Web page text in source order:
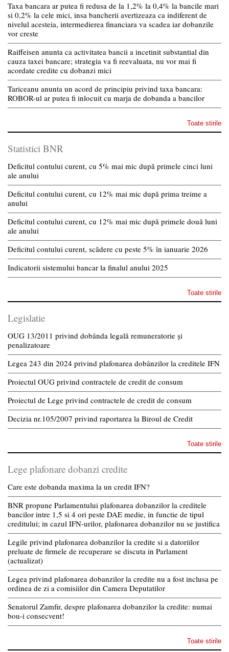
Taxa bancara ar putea fi redusa de la 1,2% la 0,4% la bancile mari
si 0,2% la cele mici, insa bancherii avertizeaza ca indiferent de
nivelul acesteia, intermedierea financiara va scadea iar dobanzile
vor creste
Raiffeisen anunta ca activitatea bancii a incetinit substantial din
cauza taxei bancare; strategia va fi reevaluata, nu vor mai fi
acordate credite cu dobanzi mici
Tariceanu anunta un acord de principiu privind taxa bancara:
ROBOR-ul ar putea fi inlocuit cu marja de dobanda a bancilor
Toate stirile
Statistici BNR
Deficitul contului curent, cu 5% mai mic după primele cinci luni
ale anului
Deficitul contului curent, cu 12% mai mic după prima treime a
anului
Deficitul contului curent, cu 12% mai mic după primele două luni
ale anului
Deficitul contului curent, scădere cu peste 5% în ianuarie 2026
Indicatorii sistemului bancar la finalul anului 2025
Toate stirile
Legislatie
OUG 13/2011 privind dobânda legală remuneratorie și
penalizatoare
Legea 243 din 2024 privind plafonarea dobânzilor la creditele IFN
Proiectul OUG privind contractele de credit de consum
Proiectul de Lege privind contractele de credit de consum
Decizia nr.105/2007 privind raportarea la Biroul de Credit
Toate stirile
Lege plafonare dobanzi credite
Care este dobanda maxima la un credit IFN?
BNR propune Parlamentului plafonarea dobanzilor la creditele
bancilor intre 1,5 si 4 ori peste DAE medie, in functie de tipul
creditului; in cazul IFN-urilor, plafonarea dobanzilor nu se justifica
Legile privind plafonarea dobanzilor la credite si a datoriilor
preluate de firmele de recuperare se discuta in Parlament
(actualizat)
Legea privind plafonarea dobanzilor la credite nu a fost inclusa pe
ordinea de zi a comisiilor din Camera Deputatilor
Senatorul Zamfir, despre plafonarea dobanzilor la credite: numai
bou-i consecvent!
Toate stirile